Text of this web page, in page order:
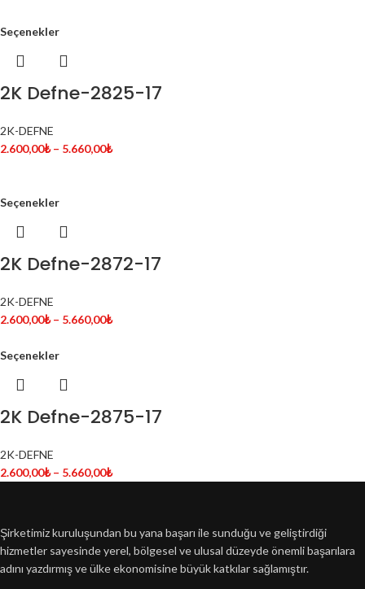
Seçenekler
2K Defne-2825-17
2K-DEFNE
2.600,00₺ – 5.660,00₺
Seçenekler
2K Defne-2872-17
2K-DEFNE
2.600,00₺ – 5.660,00₺
Seçenekler
2K Defne-2875-17
2K-DEFNE
2.600,00₺ – 5.660,00₺
Şirketimiz kuruluşundan bu yana başarı ile sunduğu ve geliştirdiği
hizmetler sayesinde yerel, bölgesel ve ulusal düzeyde önemli başarılara
adını yazdırmış ve ülke ekonomisine büyük katkılar sağlamıştır.